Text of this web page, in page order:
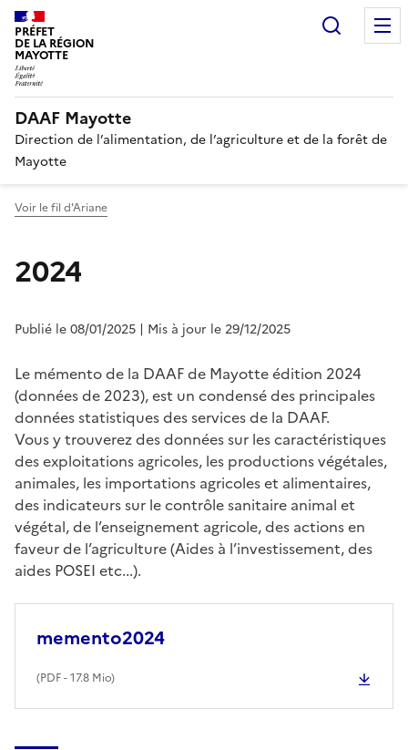
PRÉFET
DE LA RÉGION
MAYOTTE
DAAF Mayotte
Direction de l’alimentation, de l’agriculture et de la forêt de
Mayotte
Voir le fil d'Ariane
2024
Publié le 08/01/2025 | Mis à jour le 29/12/2025
Le mémento de la DAAF de Mayotte édition 2024
(données de 2023), est un condensé des principales
données statistiques des services de la DAAF.
Vous y trouverez des données sur les caractéristiques
des exploitations agricoles, les productions végétales,
animales, les importations agricoles et alimentaires,
des indicateurs sur le contrôle sanitaire animal et
végétal, de l’enseignement agricole, des actions en
faveur de l’agriculture (Aides à l’investissement, des
aides POSEI etc...).
memento2024
(PDF- 17.8 Mio)